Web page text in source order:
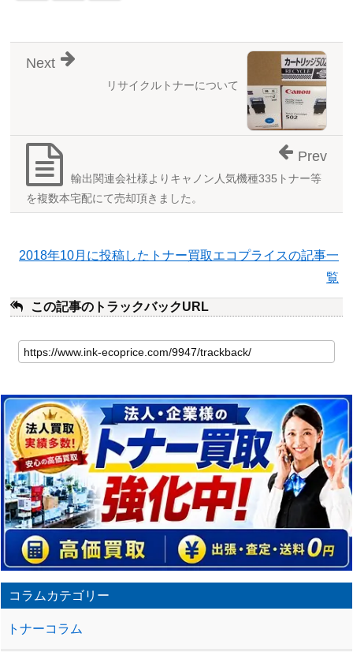
リサイクルトナーについて
Next
輸出関連会社様よりキャノン人気機種335トナー等
を複数本宅配にて売却頂きました。
Prev
2018年10月に投稿したトナー買取エコプライスの記事一
覧
この記事のトラックバックURL
の
事
の
ト
ラ
ッ
ク
バ
ッ
ク
URL
コラムカテゴリー
トナーコラム